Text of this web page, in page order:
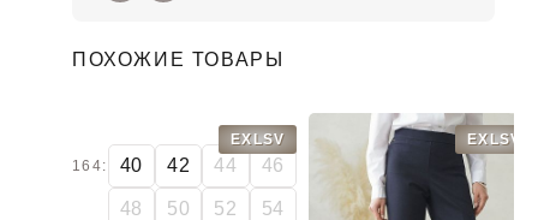
ПОХОЖИЕ ТОВАРЫ
164: 40 42 44 46
48 50 52 54
EXLSV EXLSV